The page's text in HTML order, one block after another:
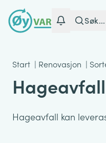
Søk...
Start | Renovasjon |
Hageavfall
Hageavfall kan